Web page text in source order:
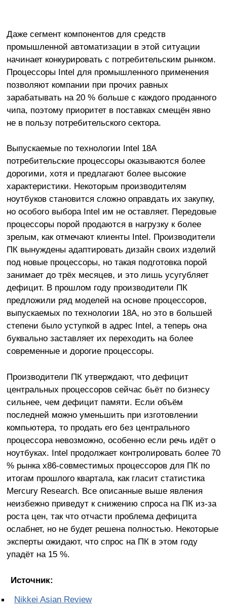
Даже сегмент компонентов для средств
промышленной автоматизации в этой ситуации
начинает конкурировать с потребительским рынком.
Процессоры Intel для промышленного применения
позволяют компании при прочих равных
зарабатывать на 20 % больше с каждого проданного
чипа, поэтому приоритет в поставках смещён явно
не в пользу потребительского сектора.
Выпускаемые по технологии Intel 18A
потребительские процессоры оказываются более
дорогими, хотя и предлагают более высокие
характеристики. Некоторым производителям
ноутбуков становится сложно оправдать их закупку,
но особого выбора Intel им не оставляет. Передовые
процессоры порой продаются в нагрузку к более
зрелым, как отмечают клиенты Intel. Производители
ПК вынуждены адаптировать дизайн своих изделий
под новые процессоры, но такая подготовка порой
занимает до трёх месяцев, и это лишь усугубляет
дефицит. В прошлом году производители ПК
предложили ряд моделей на основе процессоров,
выпускаемых по технологии 18A, но это в большей
степени было уступкой в адрес Intel, а теперь она
буквально заставляет их переходить на более
современные и дорогие процессоры.
Производители ПК утверждают, что дефицит
центральных процессоров сейчас бьёт по бизнесу
сильнее, чем дефицит памяти. Если объём
последней можно уменьшить при изготовлении
компьютера, то продать его без центрального
процессора невозможно, особенно если речь идёт о
ноутбуках. Intel продолжает контролировать более 70
% рынка x86-совместимых процессоров для ПК по
итогам прошлого квартала, как гласит статистика
Mercury Research. Все описанные выше явления
неизбежно приведут к снижению спроса на ПК из-за
роста цен, так что отчасти проблема дефицита
ослабнет, но не будет решена полностью. Некоторые
эксперты ожидают, что спрос на ПК в этом году
упадёт на 15 %.
Источник:
Nikkei Asian Review